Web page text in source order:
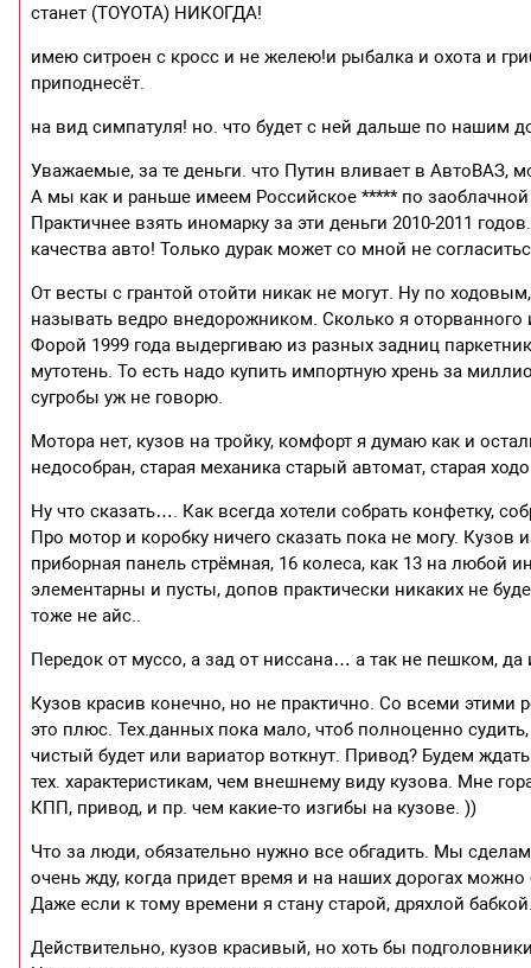
станет (TOYOTA) НИКОГДА!
имею ситроен с кросс и не желею!и рыбалка и охота и
приподнесёт.
на вид симпатуля! но. что будет с ней дальше по нашим
Уважаемые, за те деньги. что Путин вливает в АвтоВАЗ,
А мы как и раньше имеем Российское ***** по
Практичнее взять иномарку за эти деньги 2010-2011
качества авто! Только дурак может со мной не
От весты с грантой отойти никак не могут. Ну по
называть ведро внедорожником. Сколько я
Форой 1999 года выдергиваю из разных задниц
мутотень. То есть надо купить импортную хрень за
сугробы уж не говорю.
Мотора нет, кузов на тройку, комфорт я думаю как и
недособран, старая механика старый автомат, старая
Ну что сказать…. Как всегда хотели собрать конфетку,
Про мотор и коробку ничего сказать пока не могу.
приборная панель стрёмная, 16 колеса, как 13 на
элементарны и пусты, допов практически никаких не
тоже не айс..
Передок от муссо, а зад от ниссана… а так не пешком,
Кузов красив конечно, но не практично. Со всеми
это плюс. Тех.данных пока мало, чтоб полноценно
чистый будет или вариатор воткнут. Привод? Будем
тех. характеристикам, чем внешнему виду кузова. Мне
КПП, привод, и пр. чем какие-то изгибы на кузове. ))
Что за люди, обязательно нужно все обгадить. Мы
очень жду, когда придет время и на наших дорогах
Даже если к тому времени я стану старой, дряхлой
Действительно, кузов красивый, но хоть бы